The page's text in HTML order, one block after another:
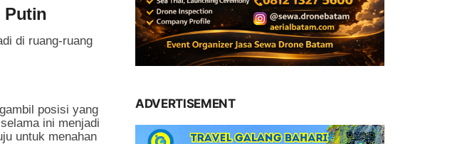
Putin
di ruang-ruang
posisi yang
ini menjadi
untuk menahan
ADVERTISEMENT